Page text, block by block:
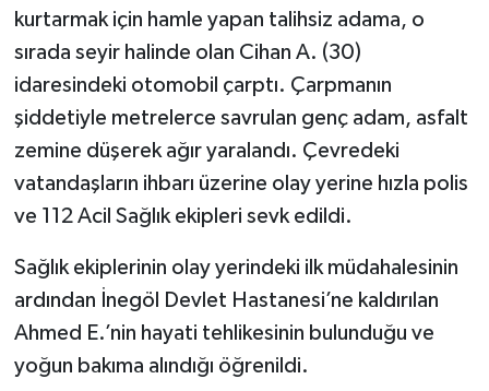
kurtarmak için hamle yapan talihsiz adama, o
sırada seyir halinde olan Cihan A. (30)
idaresindeki otomobil çarptı. Çarpmanın
şiddetiyle metrelerce savrulan genç adam, asfalt
zemine düşerek ağır yaralandı. Çevredeki
vatandaşların ihbarı üzerine olay yerine hızla polis
ve 112 Acil Sağlık ekipleri sevk edildi.
Sağlık ekiplerinin olay yerindeki ilk müdahalesinin
ardından İnegöl Devlet Hastanesi’ne kaldırılan
Ahmed E.’nin hayati tehlikesinin bulunduğu ve
yoğun bakıma alındığı öğrenildi.